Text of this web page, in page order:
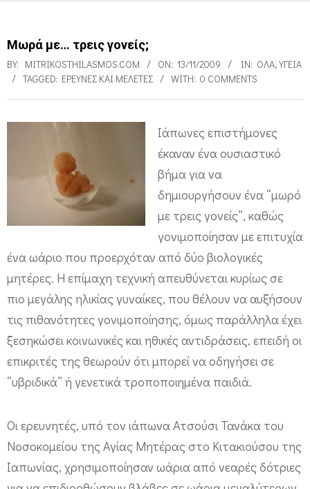
Μωρά με… τρεις γονείς;
BY: MITRIKOSTHILASMOS.COM ON: 13/11/2009 IN: ΌΛΑ,ΥΓΕΊΑ
TAGGED: ΕΡΕΥΝΕΣ ΚΑΙ ΜΕΛΈΤΕΣ WITH: 0 COMMENTS
ε
…
τ
ρ
ε
ι
ο
ν
ε
Ιάπωνες επιστήμονες
έκαναν ένα ουσιαστικό
βήμα για να
δημιουργήσουν ένα “μωρό
με τρεις γονείς”, καθώς
γονιμοποίησαν με επιτυχία
ένα ωάριο που προερχόταν από δύο βιολογικές
μητέρες. Η επίμαχη τεχνική απευθύνεται κυρίως σε
πιο μεγάλης ηλικίας γυναίκες, που θέλουν να αυξήσουν
τις πιθανότητες γονιμοποίησης, όμως παράλληλα έχει
ξεσηκώσει κοινωνικές και ηθικές αντιδράσεις, επειδή οι
επικριτές της θεωρούν ότι μπορεί να οδηγήσει σε
“υβριδικά” ή γενετικά τροποποιημένα παιδιά.
Οι ερευνητές, υπό τον ιάπωνα Ατσούσι Τανάκα του
Νοσοκομείου της Αγίας Μητέρας στο Κιτακιούσου της
Ιαπωνίας, χρησιμοποίησαν ωάρια από νεαρές δότριες